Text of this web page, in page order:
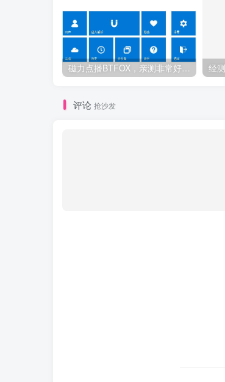
磁力点播BTFOX，亲测非常好用，公测免费中
评论 抢沙发